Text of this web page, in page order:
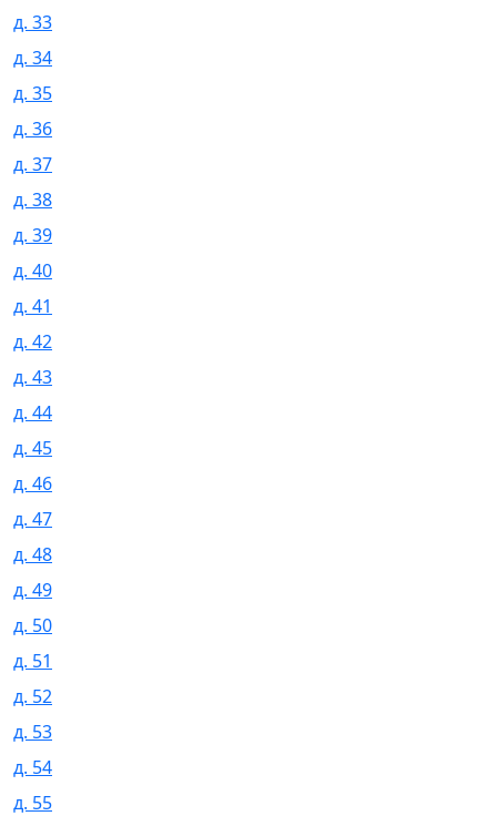
д. 33
д. 34
д. 35
д. 36
д. 37
д. 38
д. 39
д. 40
д. 41
д. 42
д. 43
д. 44
д. 45
д. 46
д. 47
д. 48
д. 49
д. 50
д. 51
д. 52
д. 53
д. 54
д. 55